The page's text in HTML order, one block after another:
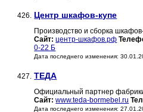
426. Центр шкафов-купе
Производство и сборка
Сайт: центр-шкафов.рф
0-22 Б
Дата последнего изменения:
427. ТЕДА
Официальный партнер
Сайт: www.teda-bormebel.ru
Дата последнего изменения: